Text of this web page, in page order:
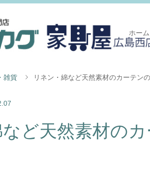
ホーム
雑貨 リネン・綿など天然素材のカーテン
ど天然素材の